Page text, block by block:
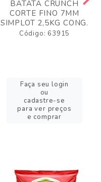
BATATA CRUNCH
CORTE FINO 7MM
SIMPLOT 2,5KG CONG.
Código: 63915
Faça seu login
ou
cadastre-se
para ver preços
e comprar